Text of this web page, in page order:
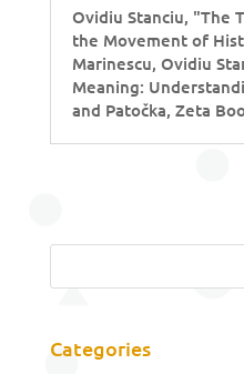
Ovidiu Stanciu, "The
the Movement of
Marinescu, Ovidiu
Meaning:
and Patočka, Zeta
Categories